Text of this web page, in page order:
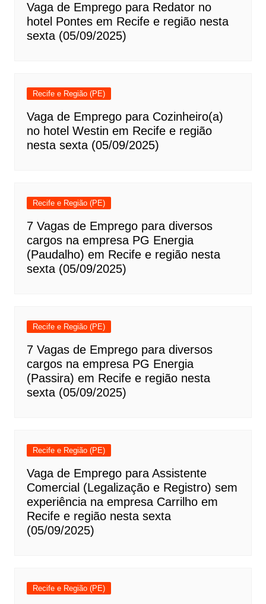
Vaga de Emprego para Redator no
hotel Pontes em Recife e região nesta
sexta (05/09/2025)
Recife e Região (PE)
Vaga de Emprego para Cozinheiro(a)
no hotel Westin em Recife e região
nesta sexta (05/09/2025)
Recife e Região (PE)
7 Vagas de Emprego para diversos
cargos na empresa PG Energia
(Paudalho) em Recife e região nesta
sexta (05/09/2025)
Recife e Região (PE)
7 Vagas de Emprego para diversos
cargos na empresa PG Energia
(Passira) em Recife e região nesta
sexta (05/09/2025)
Recife e Região (PE)
Vaga de Emprego para Assistente
Comercial (Legalização e Registro) sem
experiência na empresa Carrilho em
Recife e região nesta sexta
(05/09/2025)
Recife e Região (PE)